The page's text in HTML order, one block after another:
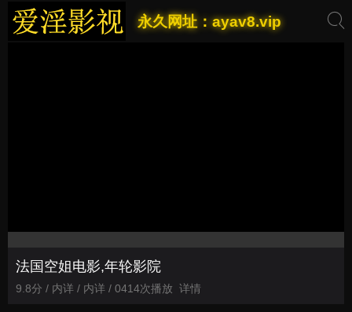
永久网址：ayav8.vip
法国空姐电影,年轮影院
9.8分 / 内详 / 内详 / 0414次播放 详情